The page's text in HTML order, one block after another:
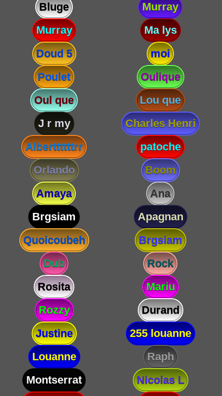
Bluge
Murray
Murray
Ma lys
Doud 5
moi
Poulet
Oulique
Oul que
Lou que
J r my
Charles Henri
Alberttttttrr
patoche
Orlando
Boom
Amaya
Ana
Brgsiam
Apagnan
Quoicoubeh
Brgsiam
Dub
Rock
Rosita
Mariu
Rozzy
Durand
Justine
255 louanne
Louanne
Raph
Montserrat
Nicolas L